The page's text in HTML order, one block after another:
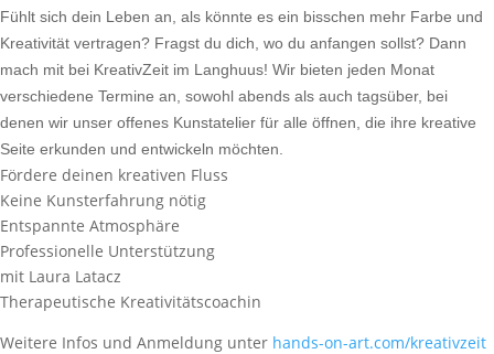
Fühlt sich dein Leben an, als könnte es ein bisschen mehr Farbe und
Kreativität vertragen? Fragst du dich, wo du anfangen sollst? Dann
mach mit bei KreativZeit im Langhuus! Wir bieten jeden Monat
verschiedene Termine an, sowohl abends als auch tagsüber, bei
denen wir unser offenes Kunstatelier für alle öffnen, die ihre kreative
Seite erkunden und entwickeln möchten.
Fördere deinen kreativen Fluss
Keine Kunsterfahrung nötig
Entspannte Atmosphäre
Professionelle Unterstützung
mit Laura Latacz
Therapeutische Kreativitätscoachin
Weitere Infos und Anmeldung unter hands-on-art.com/kreativzeit